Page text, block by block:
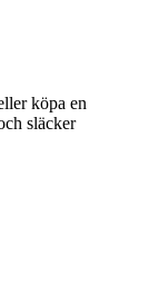
köpa en
släcker